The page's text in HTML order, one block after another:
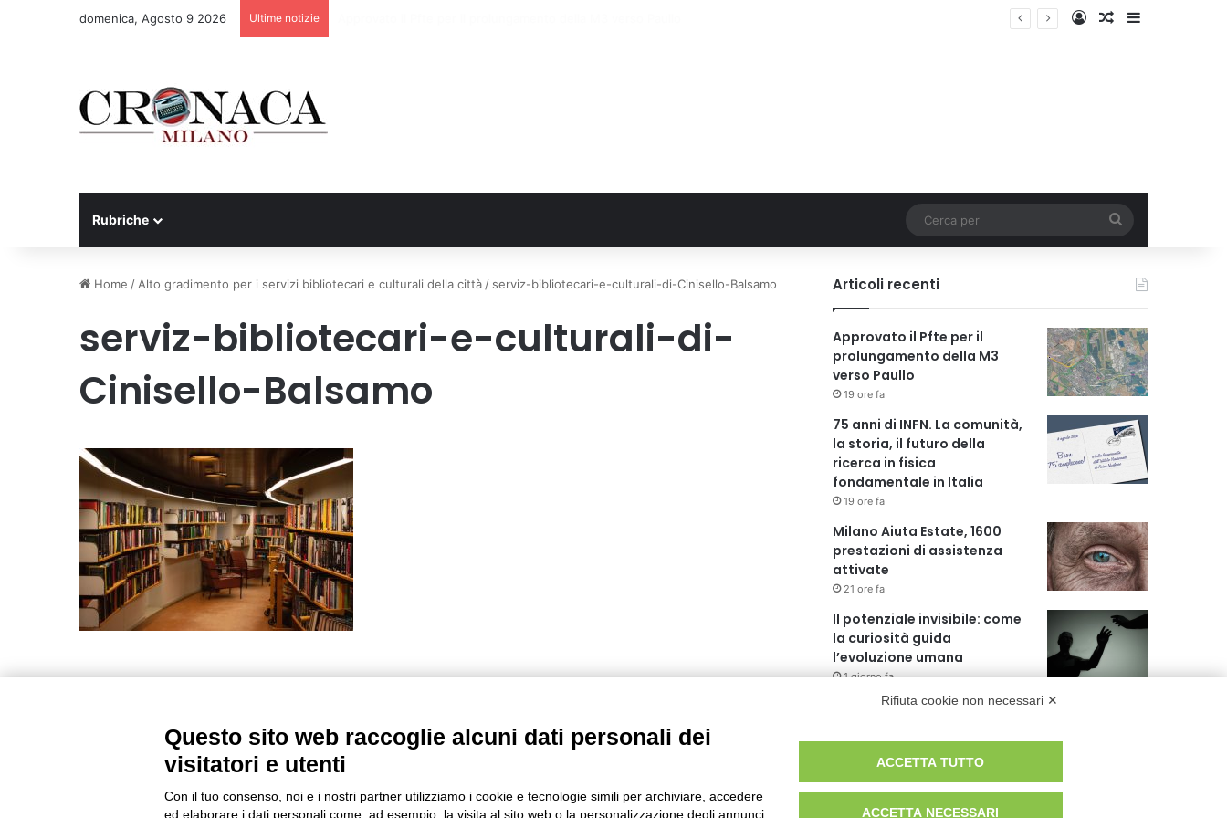
domenica, Agosto 9 2026 Ultime notizie AccediUn articolo a
Rubriche
per
Home / Alto gradimento per i servizi bibliotecari e culturali della città / serviz-bibliotecari-e-culturali-di-Cinisello-Balsamo
serviz-bibliotecari-e-culturali-di-
Cinisello-Balsamo
Articoli recenti
Approvato il Pfte per il
prolungamento della M3
verso Paullo
19 ore fa
75 anni di INFN. La comunità,
la storia, il futuro della
ricerca in fisica
fondamentale in Italia
19 ore fa
Milano Aiuta Estate, 1600
prestazioni di assistenza
attivate
21 ore fa
Il potenziale invisibile: come
la curiosità guida
l’evoluzione umana
1 giorno fa
Milano tra tradizione e
di una metropoli in
evoluzione
1 giorno fa
Rifiuta cookie non necessari ✕
Questo sito web raccoglie alcuni dati personali dei
visitatori e utenti
Con il tuo consenso, noi e i nostri partner utilizziamo i cookie e tecnologie simili per archiviare, accedere
ed elaborare i dati personali come, ad esempio, la visita al sito web o la personalizzazione degli annunci.
ACCETTA TUTTO
ACCETTA NECESSARI